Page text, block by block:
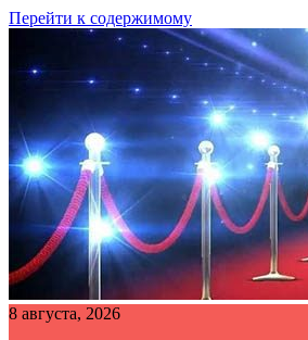
Перейти к содержимому
8 августа, 2026